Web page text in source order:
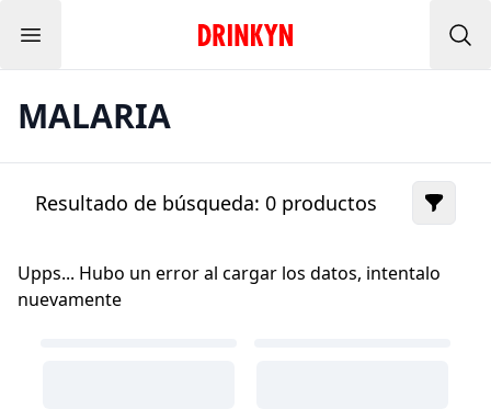
Menu Inicio Drinkyn
MALARIA
Resultado de búsqueda: 0 productos
Upps... Hubo un error al cargar los datos, intentalo
nuevamente